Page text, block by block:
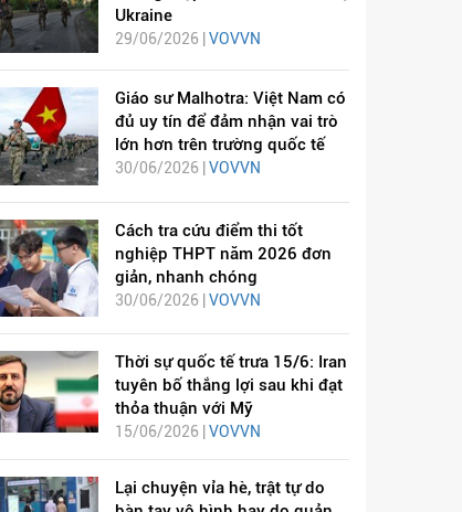
Ukraine
29/06/2026 | VOVVN
Giáo sư Malhotra: Việt Nam có
đủ uy tín để đảm nhận vai trò
lớn hơn trên trường quốc tế
30/06/2026 | VOVVN
Cách tra cứu điểm thi tốt
nghiệp THPT năm 2026 đơn
giản, nhanh chóng
30/06/2026 | VOVVN
Thời sự quốc tế trưa 15/6: Iran
tuyên bố thắng lợi sau khi đạt
thỏa thuận với Mỹ
15/06/2026 | VOVVN
Lại chuyện vỉa hè, trật tự do